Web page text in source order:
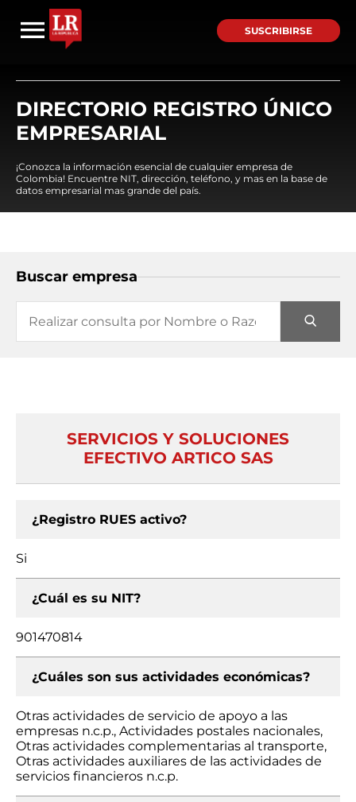
SUSCRIBIRSE
DIRECTORIO REGISTRO ÚNICO
EMPRESARIAL
¡Conozca la información esencial de cualquier empresa de
Colombia! Encuentre NIT, dirección, teléfono, y mas en la base de
datos empresarial mas grande del país.
Buscar empresa
SERVICIOS Y SOLUCIONES
EFECTIVO ARTICO SAS
¿Registro RUES activo?
Si
¿Cuál es su NIT?
901470814
¿Cuáles son sus actividades económicas?
Otras actividades de servicio de apoyo a las
empresas n.c.p., Actividades postales nacionales,
Otras actividades complementarias al transporte,
Otras actividades auxiliares de las actividades de
servicios financieros n.c.p.